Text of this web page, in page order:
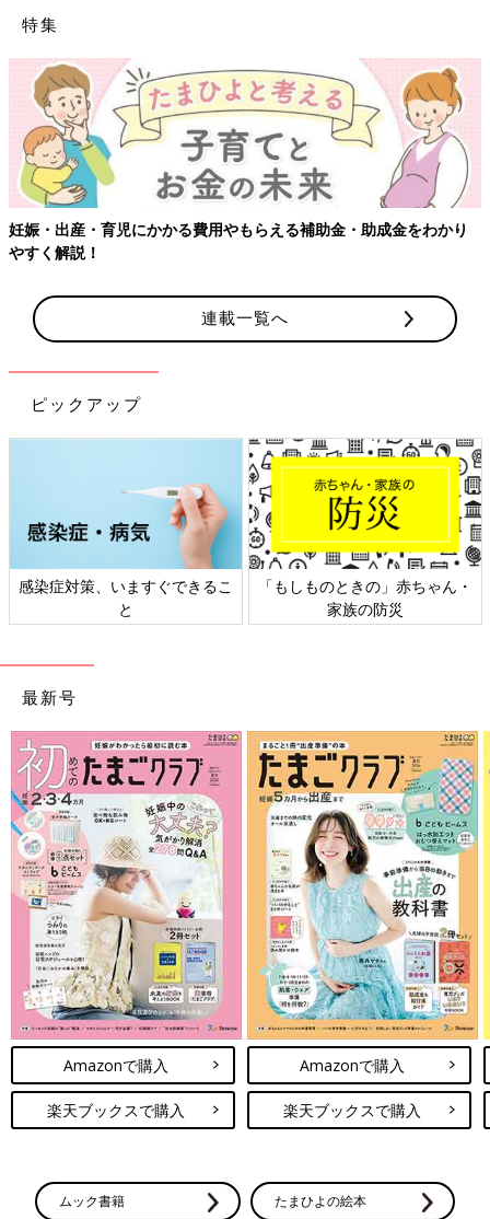
特集
【ワクチン接種できるものも】妊婦の感染症対策、知っておいて！
連載一覧へ
ピックアップ
・
日本外来小児科学会リーフレッ
ト検討会
六星占術 細木かおりさんの
相談
最新号
Amazonで購入
楽天ブックスで購入
Amazonで購入
楽天ブックスで購入
ムック書籍 たまひよの絵本